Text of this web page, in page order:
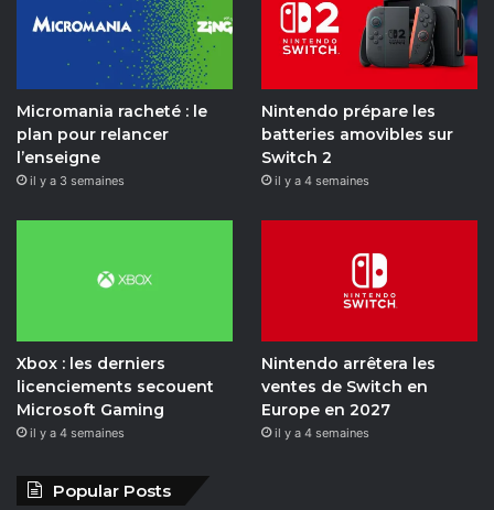
b
o
o
u
b
e
r
a
c
o
k
y
m
o
Micromania racheté : le
plan pour relancer
l’enseigne
il y a 3 semaines
Nintendo prépare les
batteries amovibles sur
Switch 2
il y a 4 semaines
Xbox : les derniers
licenciements secouent
Microsoft Gaming
il y a 4 semaines
Nintendo arrêtera les
ventes de Switch en
Europe en 2027
il y a 4 semaines
Popular Posts